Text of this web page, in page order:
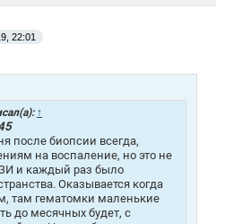
22:01
↑
после биопсии всегда,
на воспаление, но это не
и каждый раз было
Оказывается когда
там гематомки маленькие
до месячных будет, с